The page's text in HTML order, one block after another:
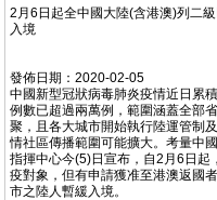
2月6日起全中國大陸(含港澳)列二
入境
發佈日期：2020-02-05
中國新型冠狀病毒肺炎疫情近日累
例數已超過兩萬例，範圍涵蓋全部
聚，且各大城市開始執行陸運管制
情社區傳播範圍可能擴大。考量中
指揮中心今(5)日宣布，自2月6日起
疫對象，但有申請獲准至港澳返國
市之陸人暫緩入境。